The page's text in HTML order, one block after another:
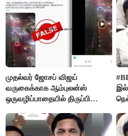
முதல்வர் ஜோசப் விஜய்
வருகைக்காக ஆம்புலன்ஸ்
ஒருவழிப்பாதையில் திருப்பி
தான்..!